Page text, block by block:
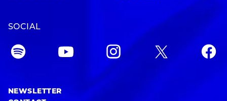
SOCIAL
NEWSLETTER